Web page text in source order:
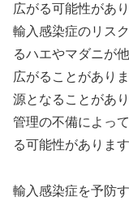
広がる可能性があ
輸入感染症のリス
るハエやマダニが
広がることがあり
源となることがあ
管理の不備によっ
る可能性があります
輸入感染症を予防